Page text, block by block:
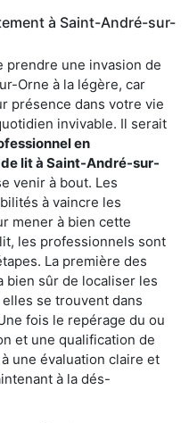
à Saint-André-sur-
prendre une invasion de
Orne à la légère, car
présence dans votre vie
invivable. Il serait
en
lit à Saint-André-sur-
venir à bout. Les
à vaincre les
mener à bien cette
les professionnels sont
La première des
bien sûr de localiser les
se trouvent dans
fois le repérage du ou
et une qualification de
une évaluation claire et
à la dés-